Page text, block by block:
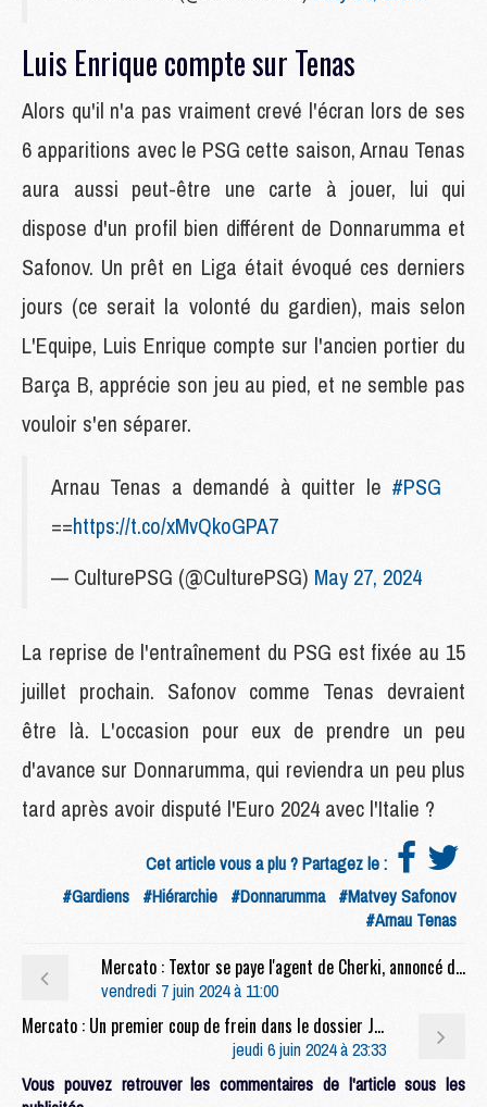
Luis Enrique compte sur Tenas
Alors qu'il n'a pas vraiment crevé l'écran lors de ses
6 apparitions avec le PSG cette saison, Arnau Tenas
aura aussi peut-être une carte à jouer, lui qui
dispose d'un profil bien différent de Donnarumma et
Safonov. Un prêt en Liga était évoqué ces derniers
jours (ce serait la volonté du gardien), mais selon
L'Equipe, Luis Enrique compte sur l'ancien portier du
Barça B, apprécie son jeu au pied, et ne semble pas
vouloir s'en séparer.
Arnau Tenas a demandé à quitter le #PSG
==https://t.co/xMvQkoGPA7
— CulturePSG (@CulturePSG) May 27, 2024
La reprise de l'entraînement du PSG est fixée au 15
juillet prochain. Safonov comme Tenas devraient
être là. L'occasion pour eux de prendre un peu
d'avance sur Donnarumma, qui reviendra un peu plus
tard après avoir disputé l'Euro 2024 avec l'Italie ?
Cet article vous a plu ? Partagez le :
#Gardiens #Hiérarchie #Donnarumma #Matvey Safonov
#Arnau Tenas
Mercato : Textor se paye l'agent de Cherki, annoncé dans le viseur du PSG
vendredi 7 juin 2024 à 11:00
Mercato : Un premier coup de frein dans le dossier Julian Alvarez
jeudi 6 juin 2024 à 23:33
Vous pouvez retrouver les commentaires de l'article sous les